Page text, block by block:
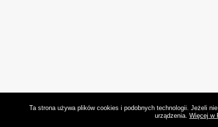
Ta strona używa plików cookies i podobnych technologii. Jeżeli
urządzenia. Więcej w